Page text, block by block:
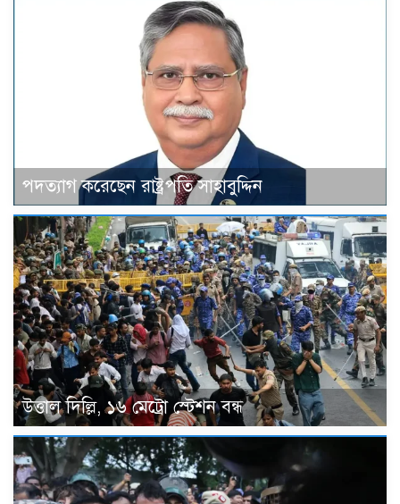
পদত্যাগ করেছেন রাষ্ট্রপতি সাহাবুদ্দিন
উত্তাল দিল্লি, ১৬ মেট্রো স্টেশন বন্ধ